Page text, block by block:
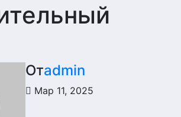
Отadmin
Мар 11, 2025